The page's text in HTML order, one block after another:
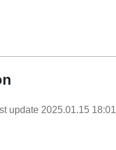
update 2025.01.15 18:01